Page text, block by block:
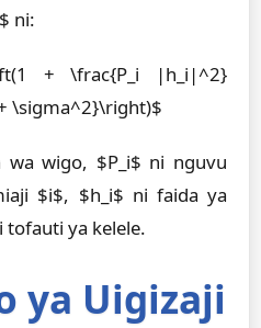
ni:
+ \frac{P_i |h_i|^2}
\sigma^2}\right)$
wigo, $P_i$ ni nguvu
$i$, $h_i$ ni faida ya
ya kelele.
ya Uigizaji